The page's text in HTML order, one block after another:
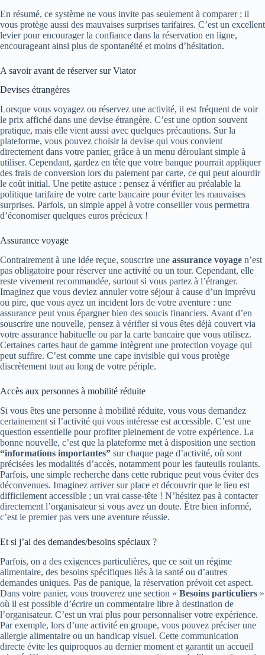
En résumé, ce système ne vous invite pas seulement à comparer ; il
vous protège aussi des mauvaises surprises tarifaires. C’est un excellent
levier pour encourager la confiance dans la réservation en ligne,
encourageant ainsi plus de spontanéité et moins d’hésitation.
A savoir avant de réserver sur Viator
Devises étrangères
Lorsque vous voyagez ou réservez une activité, il est fréquent de voir
le prix affiché dans une devise étrangère. C’est une option souvent
pratique, mais elle vient aussi avec quelques précautions. Sur la
plateforme, vous pouvez choisir la devise qui vous convient
directement dans votre panier, grâce à un menu déroulant simple à
utiliser. Cependant, gardez en tête que votre banque pourrait appliquer
des frais de conversion lors du paiement par carte, ce qui peut alourdir
le coût initial. Une petite astuce : pensez à vérifier au préalable la
politique tarifaire de votre carte bancaire pour éviter les mauvaises
surprises. Parfois, un simple appel à votre conseiller vous permettra
d’économiser quelques euros précieux !
Assurance voyage
Contrairement à une idée reçue, souscrire une assurance voyage n’est
pas obligatoire pour réserver une activité ou un tour. Cependant, elle
reste vivement recommandée, surtout si vous partez à l’étranger.
Imaginez que vous deviez annuler votre séjour à cause d’un imprévu
ou pire, que vous ayez un incident lors de votre aventure : une
assurance peut vous épargner bien des soucis financiers. Avant d’en
souscrire une nouvelle, pensez à vérifier si vous êtes déjà couvert via
votre assurance habituelle ou par la carte bancaire que vous utilisez.
Certaines cartes haut de gamme intègrent une protection voyage qui
peut suffire. C’est comme une cape invisible qui vous protège
discrètement tout au long de votre périple.
Accès aux personnes à mobilité réduite
Si vous êtes une personne à mobilité réduite, vous vous demandez
certainement si l’activité qui vous intéresse est accessible. C’est une
question essentielle pour profiter pleinement de votre expérience. La
bonne nouvelle, c’est que la plateforme met à disposition une section
“informations importantes” sur chaque page d’activité, où sont
précisées les modalités d’accès, notamment pour les fauteuils roulants.
Parfois, une simple recherche dans cette rubrique peut vous éviter des
déconvenues. Imaginez arriver sur place et découvrir que le lieu est
difficilement accessible ; un vrai casse-tête ! N’hésitez pas à contacter
directement l’organisateur si vous avez un doute. Être bien informé,
c’est le premier pas vers une aventure réussie.
Et si j’ai des demandes/besoins spéciaux ?
Parfois, on a des exigences particulières, que ce soit un régime
alimentaire, des besoins spécifiques liés à la santé ou d’autres
demandes uniques. Pas de panique, la réservation prévoit cet aspect.
Dans votre panier, vous trouverez une section « Besoins particuliers »
où il est possible d’écrire un commentaire libre à destination de
l’organisateur. C’est un vrai plus pour personnaliser votre expérience.
Par exemple, lors d’une activité en groupe, vous pouvez préciser une
allergie alimentaire ou un handicap visuel. Cette communication
directe évite les quiproquos au dernier moment et garantit un accueil